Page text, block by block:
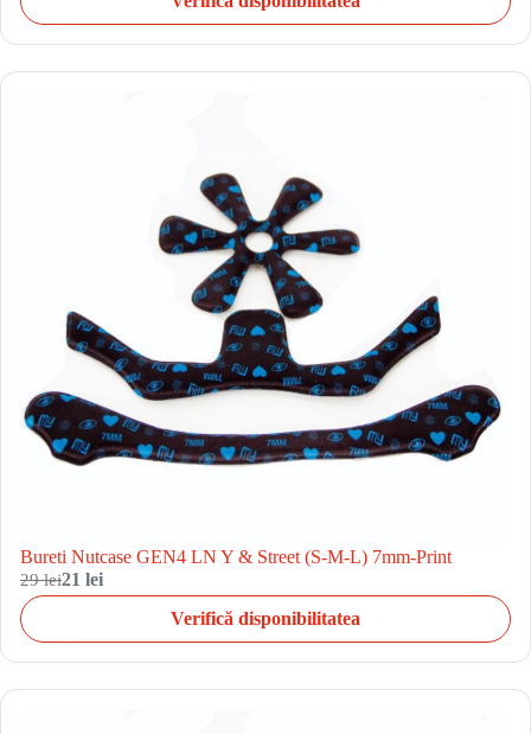
Bureti Nutcase GEN4 LN Y & Street (S-M-L) 7mm-Print
29 lei21 lei
Verifică disponibilitatea